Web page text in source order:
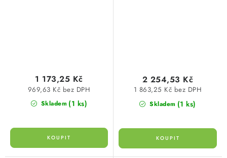
Skladem (1 ks)
969,63 Kč bez DPH
1 173,25 Kč
Skladem (1 ks)
1 863,25 Kč bez DPH
2 254,53 Kč